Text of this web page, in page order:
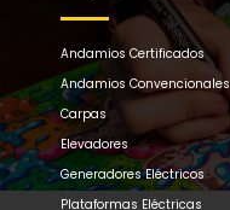
Andamios Certificados
Andamios Convencionales
Carpas
Elevadores
Generadores Eléctricos
Plataformas Eléctricas